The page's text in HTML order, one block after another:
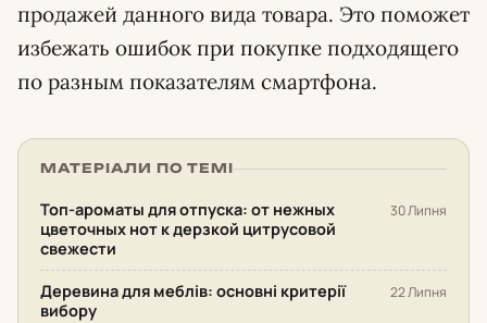
продажей данного вида товара. Это поможет
избежать ошибок при покупке подходящего
по разным показателям смартфона.
МАТЕРІАЛИ ПО ТЕМІ
Топ-ароматы для отпуска: от нежных
цветочных нот к дерзкой цитрусовой
свежести
30 Липня
Деревина для меблів: основні критерії
вибору
22 Липня